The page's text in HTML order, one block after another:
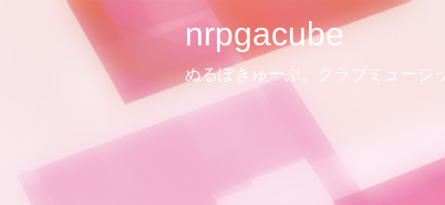
nrpgacube
ぬるぽきゅーぶ。クラブミュージ